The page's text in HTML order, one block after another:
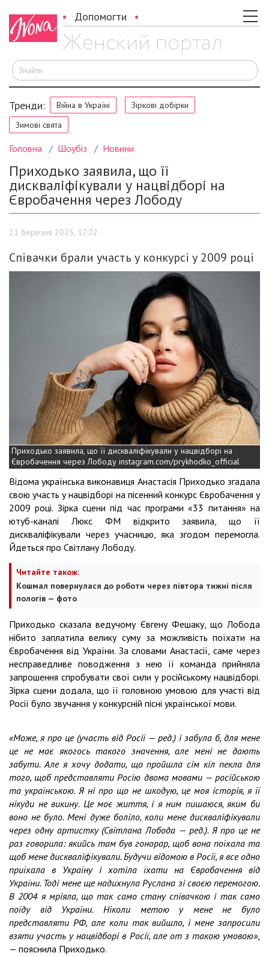
Допомогти
Тренди: Війна в Україні
Зіркові добірки
Зимові свята
Головна Шоубіз Новини
Приходько заявила, що її
дискваліфікували у нацвідборі на
Євробачення через Лободу
21 березня 2025, 17:22
Співачки брали участь у конкурсі у 2009 році
Приходько заявила, що її дискваліфікували у нацвідборі на
Євробачення через Лободу instagram.com/prykhodko_official
Відома українська виконавиця Анастасія Приходько згадала
свою участь у нацвідборі на пісенний конкурс Євробачення у
2009 році. Зірка сцени під час програми «33 питання» на
ютуб-каналі Люкс ФМ відкрито заявила, що її
дискваліфікували через учасницю, яка згодом перемогла.
Йдеться про Світлану Лободу.
Читайте також:
Кошмал повернулася до роботи через півтора тижні після
пологів — фото
Приходько сказала ведучому Євгену Фешаку, що Лобода
нібито заплатила велику суму за можливість поїхати на
Євробачення від України. За словами Анастасії, саме через
несправедливе поводження з нею її команда прийняла
запрошення спробувати свої сили у російському нацвідборі.
Зірка сцени додала, що її головною умовою для участі від
Росії було звучання у конкурсній пісні української мови.
«Може, я про це (участь від Росії — ред.) і забула б, для мене
це не має якогось такого значення, але мені не дають
забути. Але я хочу додати, що пройшла сім кіл пекла для
того, щоб представляти Росію двома мовами — російською
та українською. Я ні про що не шкодую, це моя історія, я її
нікуди не викину. Це моє життя, і я ним пишаюся, яким би
воно не було. Мені дуже боліло, коли мене дискваліфікували
через одну артистку (Світлана Лобода — ред.). Я про це не
раз говорила: якийсь там був гонорар, щоб вона поїхала та
щоб мене дискваліфікували. Будучи відомою в Росії, я все одно
приїхала в Україну і хотіла їхати на Євробачення від
України. Тоді мене ще надихнула Руслана зі своєю перемогою.
В 2004 я мріяла, що так само стану співачкою і так само
поїду від України. Ніколи метою у мене не було
представляти РФ, але коли так вийшло, і мене запросили
взяти участь у нацвідборі в Росії, але от з такою умовою»,
— пояснила Приходько.